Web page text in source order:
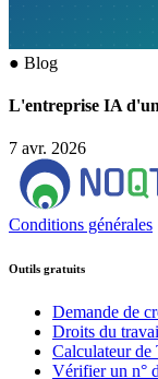
● Blog
L'entreprise IA
7 avr. 2026
Conditions générales
Outils gratuits
Demande de
Droits du
Calculateur de
Vérifier un n°